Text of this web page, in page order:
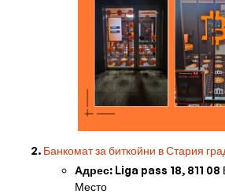
Банкомат за биткойни в Стария
Адрес: Liga pass 18, 811 08
Место